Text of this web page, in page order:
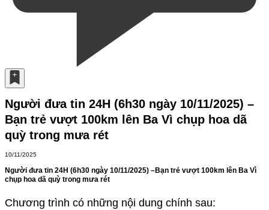
Người đưa tin 24H (6h30 ngày 10/11/2025) –
Bạn trẻ vượt 100km lên Ba Vì chụp hoa dã
quỳ trong mưa rét
10/11/2025
Người đưa tin 24H (6h30 ngày 10/11/2025) –Bạn trẻ vượt 100km lên Ba Vì
chụp hoa dã quỳ trong mưa rét
Chương trình có những nội dung chính sau: